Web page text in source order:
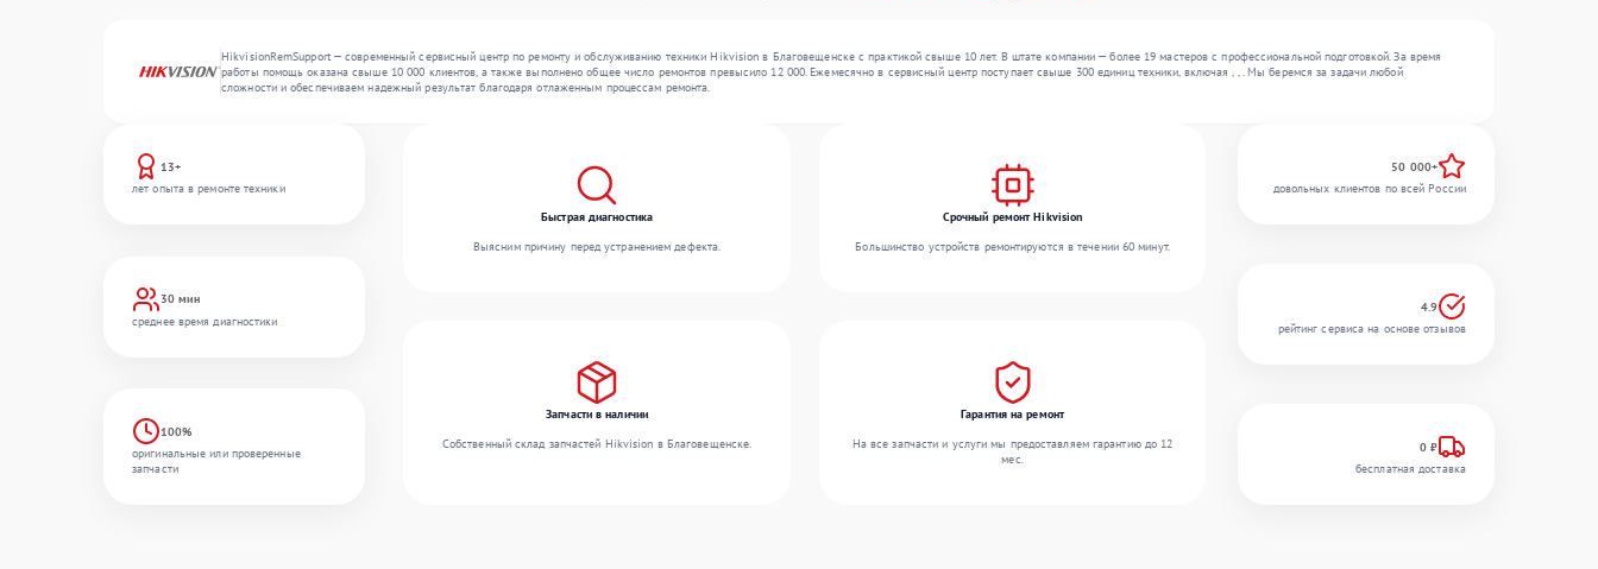
HikvisionRemSupport — современный сервисный центр по ремонту и обслуживанию техники Hikvision в Благовещенске с практикой свыше 10 лет. В штате компании — более 19 мастеров с профессиональной подготовкой. За время
работы помощь оказана свыше 10 000 клиентов, а также выполнено общее число ремонтов превысило 12 000. Ежемесячно в сервисный центр поступает свыше 300 единиц техники, включая , , . Мы беремся за задачи любой
сложности и обеспечиваем надежный результат благодаря отлаженным процессам ремонта.
13+
лет опыта в ремонте техники
30 мин
среднее время диагностики
100%
оригинальные или проверенные
запчасти
Быстрая диагностика
Выясним причину перед устранением дефекта.
Срочный ремонт Hikvision
Большинство устройств ремонтируются в течении 60 минут.
Запчасти в наличии
Собственный склад запчастей Hikvision в Благовещенске.
Гарантия на ремонт
На все запчасти и услуги мы предоставляем гарантию до 12
мес.
50 000+
довольных клиентов по всей России
4.9
рейтинг сервиса на основе отзывов
0 ₽
бесплатная доставка